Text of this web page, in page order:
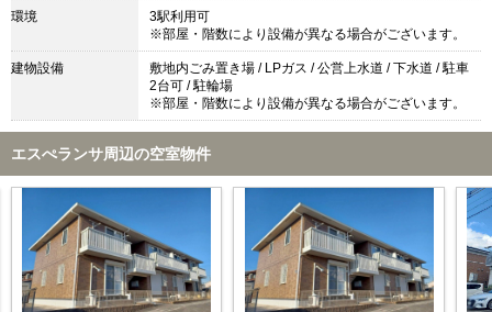
環境
3駅利用可
※部屋・階数により設備が異なる場合がございます。
建物設備
敷地内ごみ置き場 / LPガス / 公営上水道 / 下水道 / 駐車
2台可 / 駐輪場
※部屋・階数により設備が異なる場合がございます。
エスぺランサ周辺の空室物件